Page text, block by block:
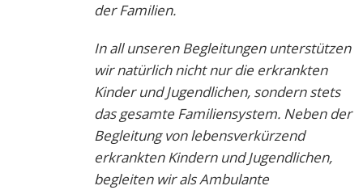
der Familien.
In all unseren Begleitungen unterstützen
wir natürlich nicht nur die erkrankten
Kinder und Jugendlichen, sondern stets
das gesamte Familiensystem. Neben der
Begleitung von lebensverkürzend
erkrankten Kindern und Jugendlichen,
begleiten wir als Ambulante